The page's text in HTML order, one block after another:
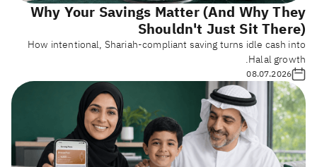
Why Your Savings Matter (And Why They
Shouldn't Just Sit There)
How intentional, Shariah-compliant saving turns idle cash into
Halal growth.
08.07.2026